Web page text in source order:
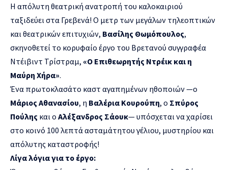
Η απόλυτη θεατρική ανατροπή του καλοκαιριού
ταξιδεύει στα Γρεβενά! Ο μετρ των μεγάλων τηλεοπτικών
και θεατρικών επιτυχιών, Βασίλης Θωμόπουλος,
σκηνοθετεί το κορυφαίο έργο του Βρετανού συγγραφέα
Ντέιβιντ Τρίστραμ, «Ο Επιθεωρητής Ντρέικ και η
Μαύρη Χήρα».
Ένα πρωτοκλασάτο καστ αγαπημένων ηθοποιών —ο
Μάριος Αθανασίου, η Βαλέρια Κουρούπη, ο Σπύρος
Πούλης και ο Αλέξανδρος Σάουκ— υπόσχεται να χαρίσει
στο κοινό 100 λεπτά ασταμάτητου γέλιου, μυστηρίου και
απόλυτης καταστροφής!
Λίγα λόγια για το έργο: